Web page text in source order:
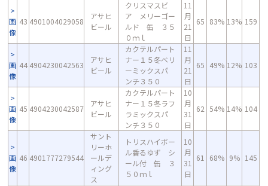
画
像
43 4901004029058
アサヒ
ビール
クリスマスビ
ア メリーゴー
ルド 缶 ３５
０ｍｌ
11
月
21
日
65 83% 13% 159
画
像
44 4904230042563
アサヒ
ビール
カクテルパート
ナー１５冬ベリ
ーミックスパ
ンチ３５０
11
月
21
日
65 49% 12% 103
画
像
45 4904230042587
アサヒ
ビール
カクテルパート
ナー１５冬ラフ
ラミックスパ
ンチ３５０
10
月
31
日
62 54% 14% 104
画
像
46 4901777279544
サント
リーホ
ールデ
ィング
ス
トリスハイボー
ル香るゆず シ
ール付 缶 ３
５０ｍｌ
10
月
31
日
61 68% 9% 145